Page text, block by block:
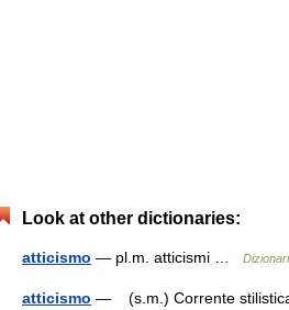
Look at other dictionaries:
atticismo — pl.m. atticismi …
atticismo — (s.m.) Corrente stilistica